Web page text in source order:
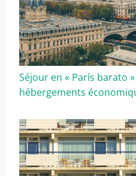
Séjour en « París barato
hébergements